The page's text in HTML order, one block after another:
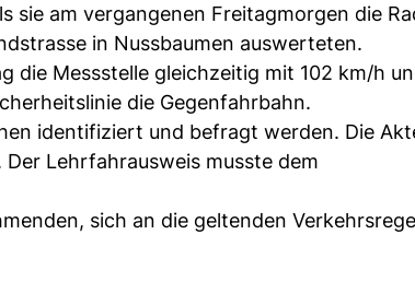
am vergangenen Freitagmorgen die
in Nussbaumen auswerteten.
die Messstelle gleichzeitig mit 102 km/h
die Gegenfahrbahn.
identifiziert und befragt werden. Die
Lehrfahrausweis musste dem
sich an die geltenden